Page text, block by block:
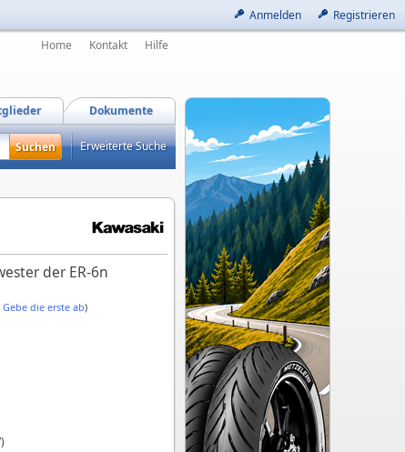
Anmelden Registrieren
Home Kontakt Hilfe
Dokumente
Erweiterte Suche
der ER-6n
Gebe die erste ab)